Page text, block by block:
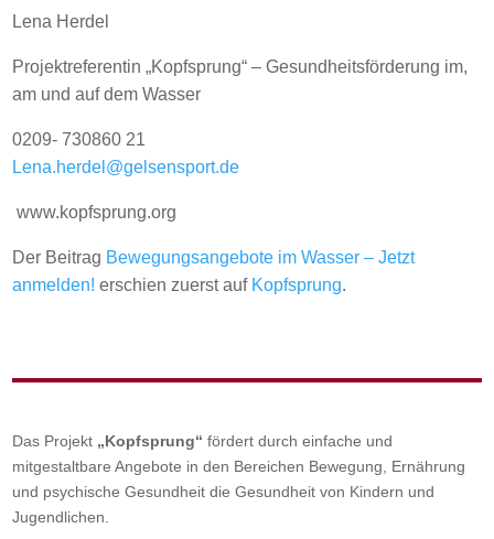
Lena Herdel
Projektreferentin „Kopfsprung“ – Gesundheitsförderung im,
am und auf dem Wasser
0209- 730860 21
Lena.herdel@gelsensport.de
www.kopfsprung.org
Der Beitrag Bewegungsangebote im Wasser – Jetzt
anmelden! erschien zuerst auf Kopfsprung.
Das Projekt „Kopfsprung“ fördert durch einfache und
mitgestaltbare Angebote in den Bereichen Bewegung, Ernährung
und psychische Gesundheit die Gesundheit von Kindern und
Jugendlichen.